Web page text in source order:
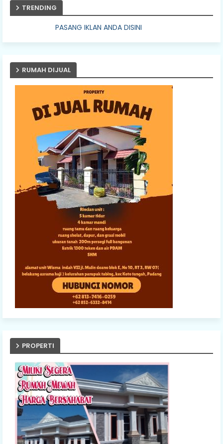
TRENDING
IKLAN ANDA DISINI
RUMAH DIJUAL
PROPERTI